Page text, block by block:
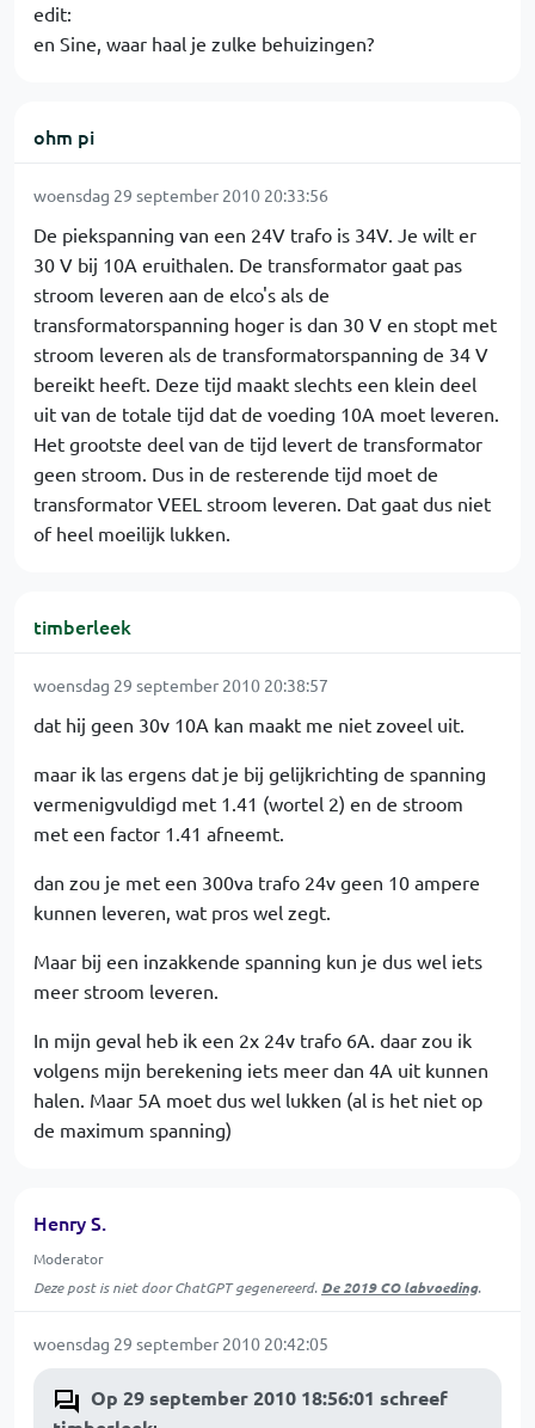
edit:
en Sine, waar haal je zulke behuizingen?
ohm pi
woensdag 29 september 2010 20:33:56
De piekspanning van een 24V trafo is 34V. Je wilt er
30 V bij 10A eruithalen. De transformator gaat pas
stroom leveren aan de elco's als de
transformatorspanning hoger is dan 30 V en stopt met
stroom leveren als de transformatorspanning de 34 V
bereikt heeft. Deze tijd maakt slechts een klein deel
uit van de totale tijd dat de voeding 10A moet leveren.
Het grootste deel van de tijd levert de transformator
geen stroom. Dus in de resterende tijd moet de
transformator VEEL stroom leveren. Dat gaat dus niet
of heel moeilijk lukken.
timberleek
woensdag 29 september 2010 20:38:57
dat hij geen 30v 10A kan maakt me niet zoveel uit.
maar ik las ergens dat je bij gelijkrichting de spanning
vermenigvuldigd met 1.41 (wortel 2) en de stroom
met een factor 1.41 afneemt.
dan zou je met een 300va trafo 24v geen 10 ampere
kunnen leveren, wat pros wel zegt.
Maar bij een inzakkende spanning kun je dus wel iets
meer stroom leveren.
In mijn geval heb ik een 2x 24v trafo 6A. daar zou ik
volgens mijn berekening iets meer dan 4A uit kunnen
halen. Maar 5A moet dus wel lukken (al is het niet op
de maximum spanning)
Henry S.
Moderator
Deze post is niet door ChatGPT gegenereerd. De 2019 CO labvoeding.
woensdag 29 september 2010 20:42:05
Op 29 september 2010 18:56:01 schreef